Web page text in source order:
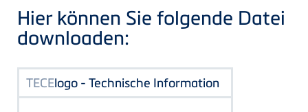
Hier können Sie folgende Datei
downloaden:
TECElogo - Technische Information